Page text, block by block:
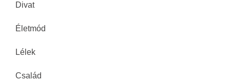
Divat
Életmód
Lélek
Család